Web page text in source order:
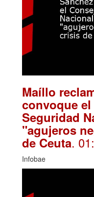
Maíllo
convoque
Seguridad
"agujeros
de Ceuta.
Infobae